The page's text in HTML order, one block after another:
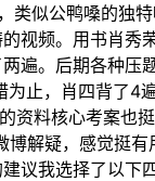
类似公鸭嗓的独
视频。用书肖秀
遍。后期各种压
为止，肖四背了
料核心考案也
解疑，感觉挺有
议我选择了以下